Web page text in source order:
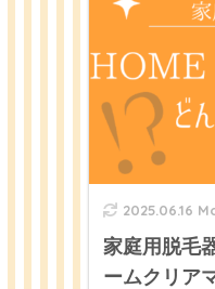
2025.06.16
家庭用脱毛
ームクリア